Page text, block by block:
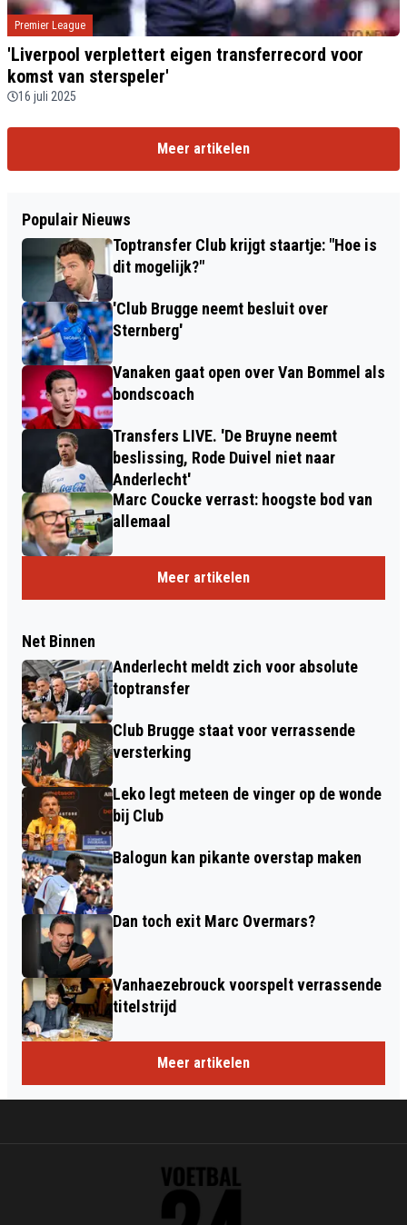
Premier League
'Liverpool verplettert eigen transferrecord voor
komst van sterspeler'
16 juli 2025
Meer artikelen
Populair Nieuws
Toptransfer Club krijgt staartje: "Hoe is
dit mogelijk?"
'Club Brugge neemt besluit over
Sternberg'
Vanaken gaat open over Van Bommel als
bondscoach
Transfers LIVE. 'De Bruyne neemt
beslissing, Rode Duivel niet naar
Anderlecht'
Marc Coucke verrast: hoogste bod van
allemaal
Meer artikelen
Net Binnen
Anderlecht meldt zich voor absolute
toptransfer
Club Brugge staat voor verrassende
versterking
Leko legt meteen de vinger op de wonde
bij Club
Balogun kan pikante overstap maken
Dan toch exit Marc Overmars?
Vanhaezebrouck voorspelt verrassende
titelstrijd
Meer artikelen